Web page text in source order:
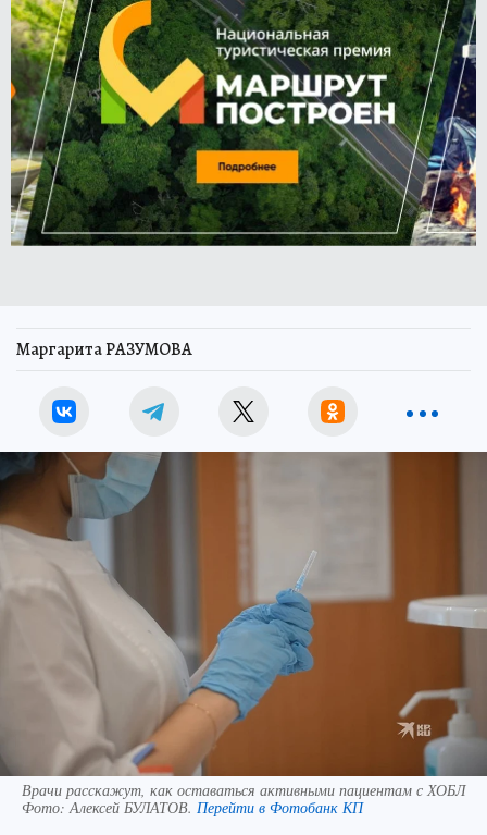
Маргарита РАЗУМОВА
Врачи расскажут, как оставаться активными пациентам с ХОБЛ
Фото:Алексей БУЛАТОВ. Перейти в Фотобанк КП